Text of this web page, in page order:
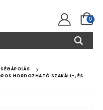
0
HORDOZHATÓ SZAKÁLL-, ÉS